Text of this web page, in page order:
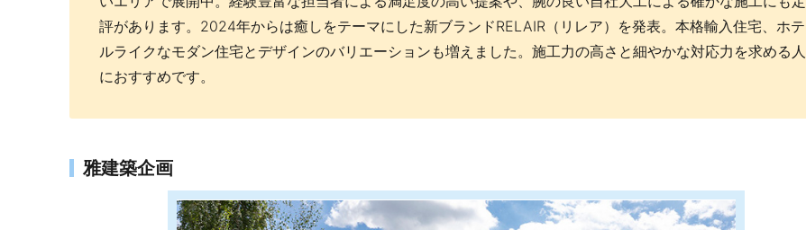
評があります。2024年からは癒しをテーマにした新ブランドRELAIR（リレア）を発表。本格輸入住宅、ホテ
ルライクなモダン住宅とデザインのバリエーションも増えました。施工力の高さと細やかな対応力を求める人
におすすめです。
雅建築企画